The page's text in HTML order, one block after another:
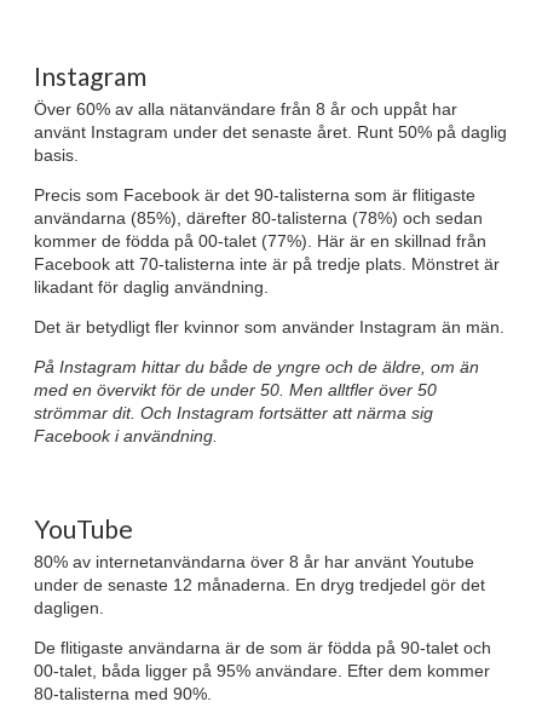
Instagram
Över 60% av alla nätanvändare från 8 år och uppåt har
använt Instagram under det senaste året. Runt 50% på daglig
basis.
Precis som Facebook är det 90-talisterna som är flitigaste
användarna (85%), därefter 80-talisterna (78%) och sedan
kommer de födda på 00-talet (77%). Här är en skillnad från
Facebook att 70-talisterna inte är på tredje plats. Mönstret är
likadant för daglig användning.
Det är betydligt fler kvinnor som använder Instagram än män.
På Instagram hittar du både de yngre och de äldre, om än
med en övervikt för de under 50. Men alltfler över 50
strömmar dit. Och Instagram fortsätter att närma sig
Facebook i användning.
YouTube
80% av internetanvändarna över 8 år har använt Youtube
under de senaste 12 månaderna. En dryg tredjedel gör det
dagligen.
De flitigaste användarna är de som är födda på 90-talet och
00-talet, båda ligger på 95% användare. Efter dem kommer
80-talisterna med 90%.